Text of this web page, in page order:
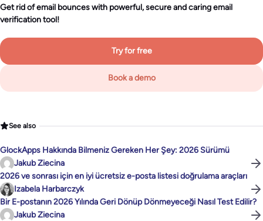
Get rid of email bounces with powerful, secure and caring email
verification tool!
Try for free
Book a demo
See also
GlockApps Hakkında Bilmeniz Gereken Her Şey: 2026 Sürümü
Jakub Ziecina
2026 ve sonrası için en iyi ücretsiz e-posta listesi doğrulama araçları
Izabela Harbarczyk
Bir E-postanın 2026 Yılında Geri Dönüp Dönmeyeceği Nasıl Test Edilir?
Jakub Ziecina